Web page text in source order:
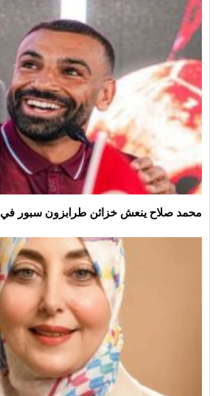
محمد صلاح ينعش خزائن طرابزون سبور في 3 أيام